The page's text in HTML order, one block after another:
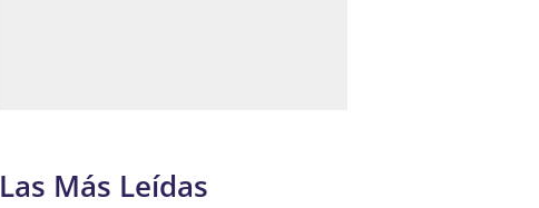
Las Más Leídas